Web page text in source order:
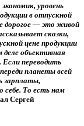
уровень
в отпускной
дорогое — это живой
сказки,
цене продукции
объективная
переводить
планеты всей
зарплаты,
себе. То есть нам
Сергей